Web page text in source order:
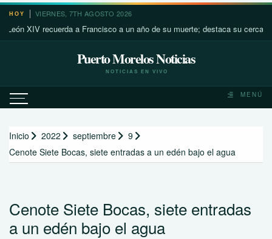
Saltar
contenido
HOY VIERNES, 7TH AGOSTO 2026
XIV recuerda a Francisco a un año de su muerte; destaca su cercanía con
Puerto Morelos Noticias
NOTICIAS EN VIVO
MENÚ
Inicio 2022 septiembre
9
Cenote Siete Bocas, siete entradas a un edén bajo el agua
Cenote Siete Bocas, siete entradas
a un edén bajo el agua